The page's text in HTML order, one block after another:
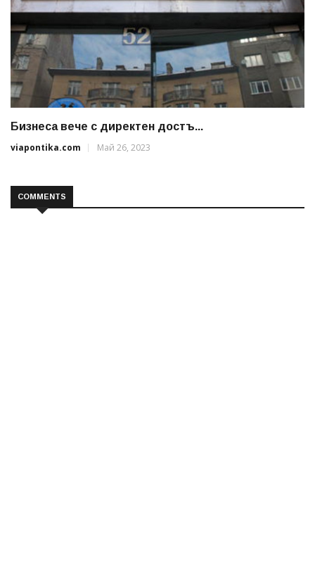
Бизнеса вече с директен достъ...
viapontika.com
Май 26, 2023
COMMENTS